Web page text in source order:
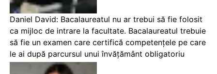
Daniel David: Bacalaureatul nu ar trebui să fie folosit
ca mijloc de intrare la facultate. Bacalaureatul trebuie
să fie un examen care certifică competențele pe care
le ai după parcursul unui învățământ obligatoriu